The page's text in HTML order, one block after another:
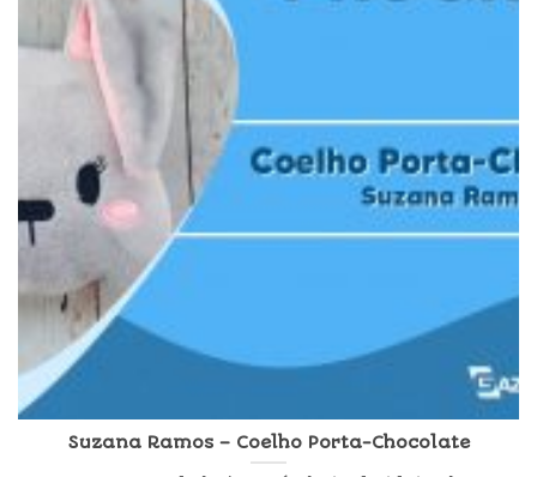
Suzana Ramos – Coelho Porta-Chocolate